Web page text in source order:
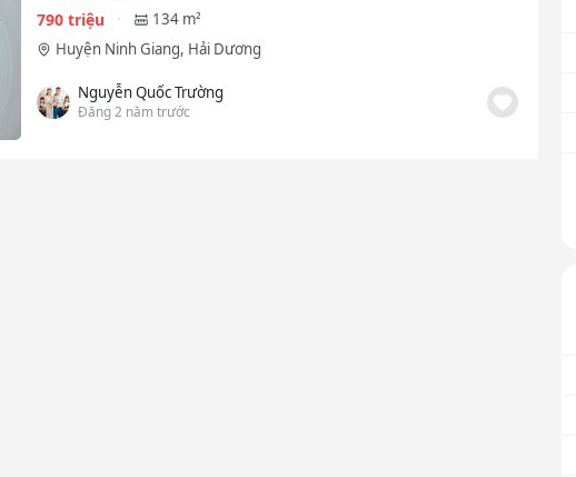
790 triệu
134 m²
Huyện Ninh Giang, Hải Dương
Nguyễn Quốc Trường
Đăng 2 năm trước